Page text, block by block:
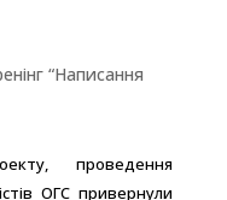
проведення
ОГС привернули